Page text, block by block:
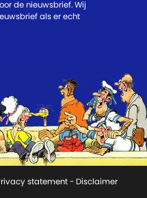
de nieuwsbrief. Wij
als er echt
statement- Disclaimer